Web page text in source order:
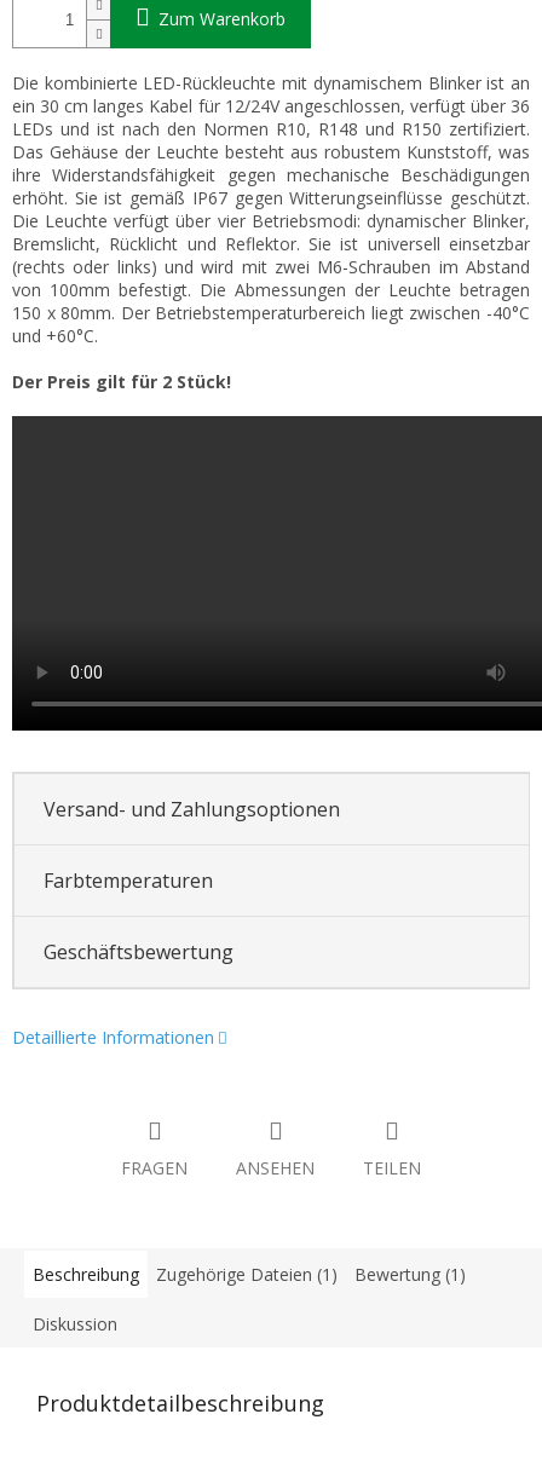
Zum Warenkorb
Die kombinierte LED-Rückleuchte mit dynamischem Blinker ist an
ein 30 cm langes Kabel für 12/24V angeschlossen, verfügt über 36
LEDs und ist nach den Normen R10, R148 und R150 zertifiziert.
Das Gehäuse der Leuchte besteht aus robustem Kunststoff, was
ihre Widerstandsfähigkeit gegen mechanische Beschädigungen
erhöht. Sie ist gemäß IP67 gegen Witterungseinflüsse geschützt.
Die Leuchte verfügt über vier Betriebsmodi: dynamischer Blinker,
Bremslicht, Rücklicht und Reflektor. Sie ist universell einsetzbar
(rechts oder links) und wird mit zwei M6-Schrauben im Abstand
von 100mm befestigt. Die Abmessungen der Leuchte betragen
150 x 80mm. Der Betriebstemperaturbereich liegt zwischen -40°C
und +60°C.
Der Preis gilt für 2 Stück!
Versand- und Zahlungsoptionen
Farbtemperaturen
Geschäftsbewertung
Detaillierte Informationen
FRAGEN ANSEHEN TEILEN
Beschreibung Zugehörige Dateien (1) Bewertung (1)
Diskussion
Produktdetailbeschreibung